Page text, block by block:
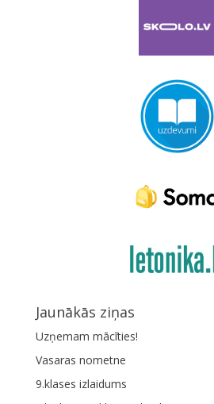
Jaunākās ziņas
Uzņemam mācīties!
Vasaras nometne
9.klases izlaidums